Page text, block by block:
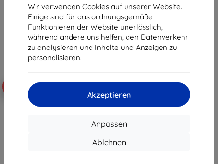
Wir verwenden Cookies auf unserer Website.
Einige sind für das ordnungsgemäße
Funktionieren der Website unerlässlich,
während andere uns helfen, den Datenverkehr
zu analysieren und Inhalte und Anzeigen zu
personalisieren.
Akzeptieren
Anpassen
Ablehnen
14,90 €
13,41 €
Auf Lager > 5 Stk.
11,90 €
10,71 €
Auf Lager > 5 Stk.